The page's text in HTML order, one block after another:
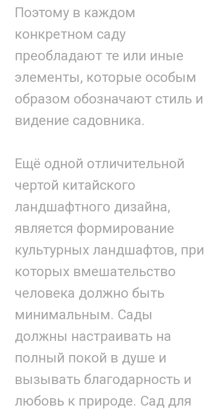
Поэтому в каждом
конкретном саду
преобладают те или иные
элементы, которые особым
образом обозначают стиль и
видение садовника.
Ещё одной отличительной
чертой китайского
ландшафтного дизайна,
является формирование
культурных ландшафтов, при
которых вмешательство
человека должно быть
минимальным. Сады
должны настраивать на
полный покой в душе и
вызывать благодарность и
любовь к природе. Сад для